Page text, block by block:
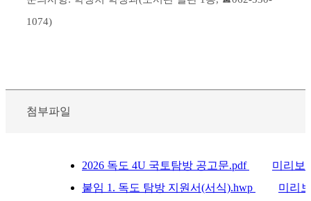
1074)
첨부파일
2026 독도 4U 국토탐방 공고문.pdf
미리보
붙임 1. 독도 탐방 지원서(서식).hwp
미리